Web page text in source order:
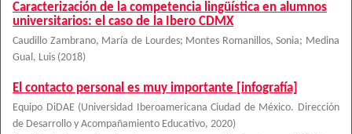
Caracterización de la competencia lingüística en alumnos
universitarios: el caso de la Ibero CDMX
Caudillo Zambrano, María de Lourdes; Montes Romanillos, Sonia; Medina
Gual, Luis (2018)
El contacto personal es muy importante [infografía]
Equipo DiDAE (Universidad Iberoamericana Ciudad de México. Dirección
de Desarrollo y Acompañamiento Educativo, 2020)